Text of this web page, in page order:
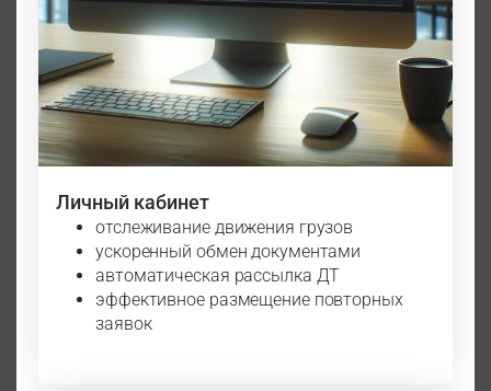
Личный кабинет
отслеживание движения грузов
ускоренный обмен документами
автоматическая рассылка ДТ
эффективное размещение повторных
заявок